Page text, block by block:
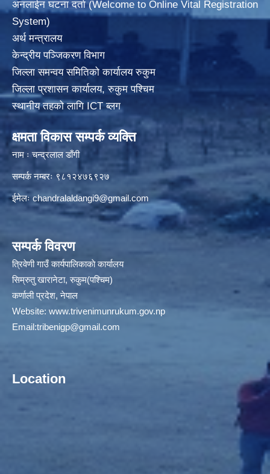
अनलाईन घटना दर्ता (Welcome to Online Vital Registration
System)
अर्थ मन्त्रालय
केन्द्रीय पञ्जिकरण विभाग
जिल्ला समन्वय समितिको कार्यालय रुकुम
जिल्ला प्रशासन कार्यालय, रुकुम पश्चिम
स्थानीय तहको लागि ICT ब्लग
क्षमता विकास सम्पर्क व्यक्ति
नाम ः चन्द्रलाल डाँगी
सम्पर्क नम्बरः ९८१२४७६९२७
ईमेलः chandralaldangi9@gmail.com
सम्पर्क विवरण
त्रिवेणी गाउँ कार्यपालिकाकाे कार्यालय
सिम्रुतु खारानेटा, रुकुम(पश्‍चिम)
कर्णाली प्रदेश, नेपाल
Website: www.trivenimunrukum.gov.np
Email:tribenigp@gmail.com
Location